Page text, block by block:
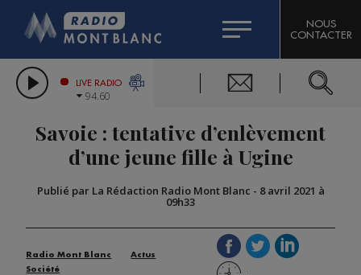
LES CHRONIQUES DE L'EXPERT
CITIZEN MACHINERY
GRAND MASSIF DOMAINES SKIABLES
BIGARD
COMPAGNIE DU MONT-BLANC
NOUS
CONTACTER
LIVE RADIO
94.60
Savoie : tentative d’enlèvement
d’une jeune fille à Ugine
Publié par La Rédaction Radio Mont Blanc - 8 avril 2021 à
09h33
Radio Mont Blanc
Actus
Société